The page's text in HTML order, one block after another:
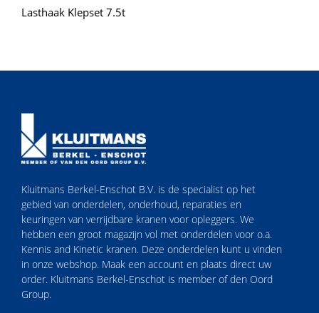
Lasthaak Klepset 7.5t
Kluitmans Berkel-Enschot B.V. is de specialist op het
gebied van onderdelen, onderhoud, reparaties en
keuringen van verrijdbare kranen voor opleggers. We
hebben een groot magazijn vol met onderdelen voor o.a.
Kennis and Kinetic kranen. Deze onderdelen kunt u vinden
in onze webshop. Maak een account en plaats direct uw
order. Kluitmans Berkel-Enschot is member of den Oord
Group.